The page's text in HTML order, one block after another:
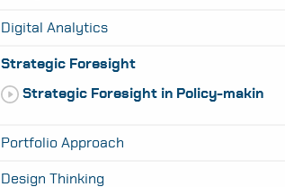
Digital Analytics
Strategic Foresight
Strategic Foresight in Policy-makin
Portfolio Approach
Design Thinking